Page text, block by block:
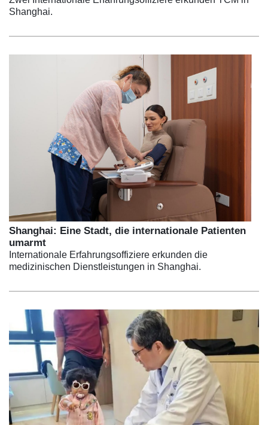
Shanghai.
Shanghai: Eine Stadt, die internationale Patienten
umarmt
Internationale Erfahrungsoffiziere erkunden die
medizinischen Dienstleistungen in Shanghai.